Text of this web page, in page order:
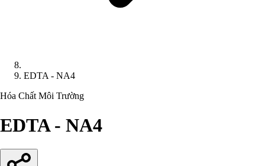
EDTA - NA4
Hóa Chất Môi Trường
EDTA - NA4